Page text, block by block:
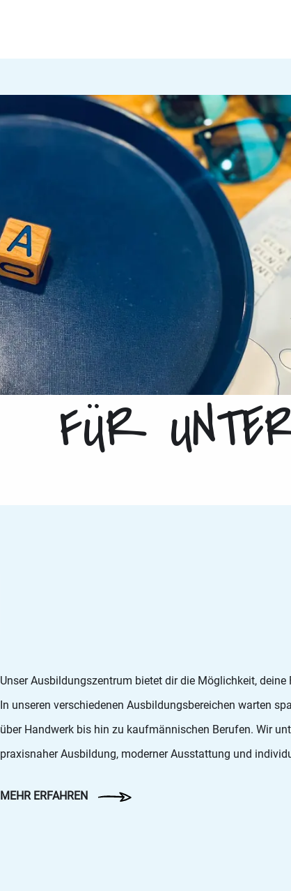
FÜR
Unser Ausbildungszentrum bietet dir die Möglichkeit,
In unseren verschiedenen Ausbildungsbereichen warten
über Handwerk bis hin zu kaufmännischen Berufen. Wir
praxisnaher Ausbildung, moderner Ausstattung und
MEHR ERFAHREN